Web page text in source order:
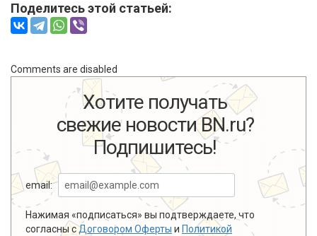
Поделитесь этой статьей:
Comments are disabled
Хотите получать
свежие новости BN.ru?
Подпишитесь!
email:
Нажимая «подписаться» вы подтверждаете, что
согласны сДоговором Оферты и Политикой